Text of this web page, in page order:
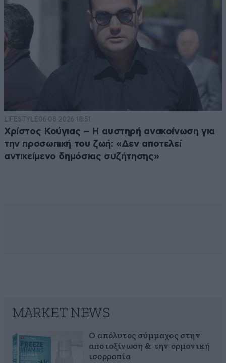
LIFESTYLE06·08·2026 18:51
Χρίστος Κούγιας – Η αυστηρή ανακοίνωση για
την προσωπική του ζωή: «Δεν αποτελεί
αντικείμενο δημόσιας συζήτησης»
MARKET NEWS
Ο απόλυτος σύμμαχος στην
αποτοξίνωση & την ορμονική
ισορροπία